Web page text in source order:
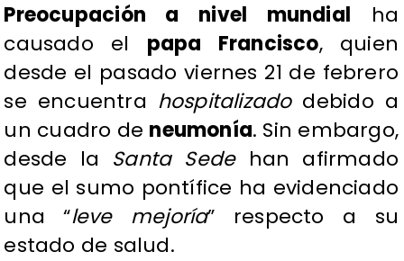
Preocupación a nivel mundial ha
causado el papa Francisco, quien
desde el pasado viernes 21 de febrero
se encuentra hospitalizadodebido a
un cuadro de neumonía. Sin embargo,
desde la Santa Sedehan afirmado
que el sumo pontífice ha evidenciado
una “leve mejoría” respecto a su
estado de salud.